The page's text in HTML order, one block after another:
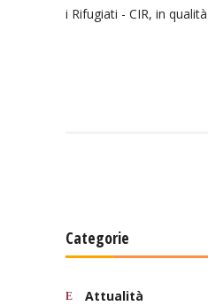
i Rifugiati - CIR, in
Categorie
Attualità